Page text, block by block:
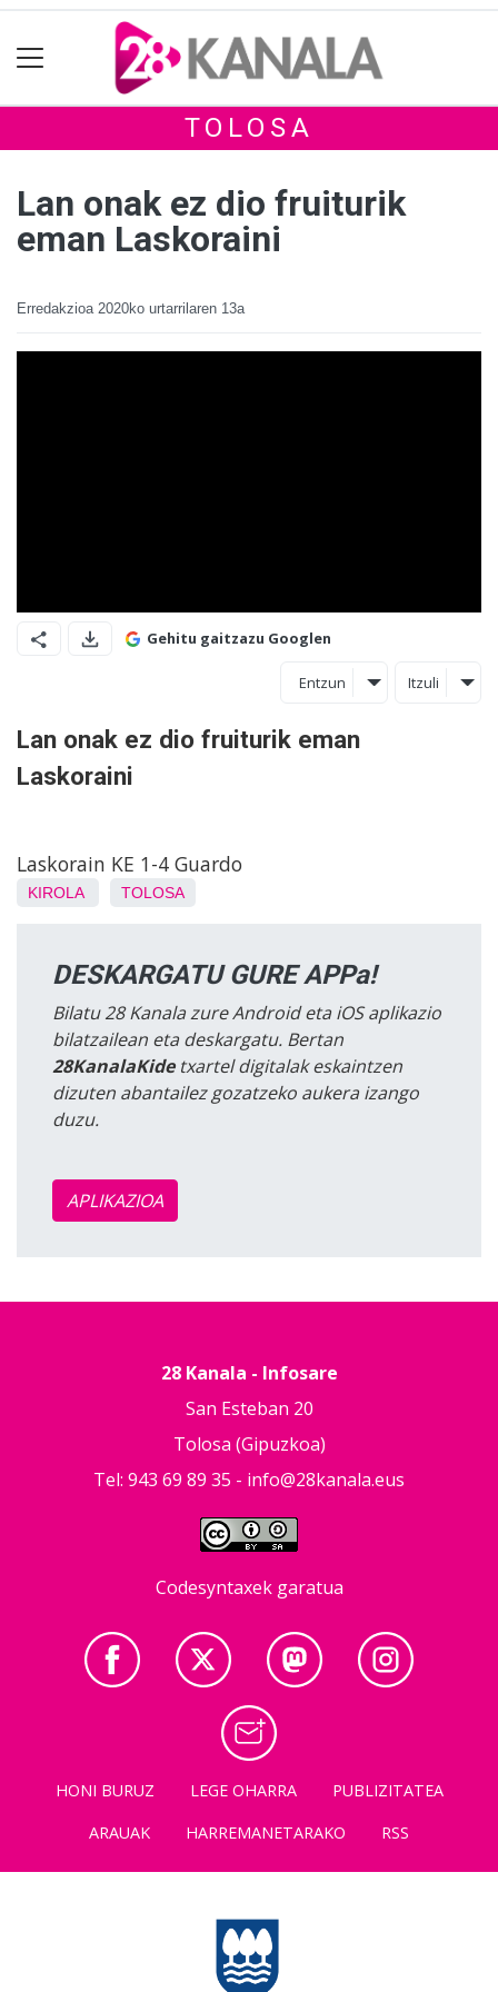
TOLOSA
Lan onak ez dio fruiturik
eman Laskoraini
Erredakzioa 2020ko urtarrilaren 13a
Gehitu gaitzazu Googlen
Entzun Itzuli
Lan onak ez dio fruiturik eman
Laskoraini
Laskorain KE 1-4 Guardo
KIROLA TOLOSA
DESKARGATU GURE APPa!
Bilatu 28 Kanala zure Android eta iOS aplikazio
bilatzailean eta deskargatu. Bertan
28KanalaKidetxartel digitalak eskaintzen
dizuten abantailez gozatzeko aukera izango
duzu.
APLIKAZIOA
28 Kanala - Infosare
San Esteban 20
Tolosa (Gipuzkoa)
Tel: 943 69 89 35 - info@28kanala.eus
Codesyntaxek garatua
HONI BURUZ LEGE OHARRA
PUBLIZITATEA
ARAUAK
HARREMANETARAKO RSS